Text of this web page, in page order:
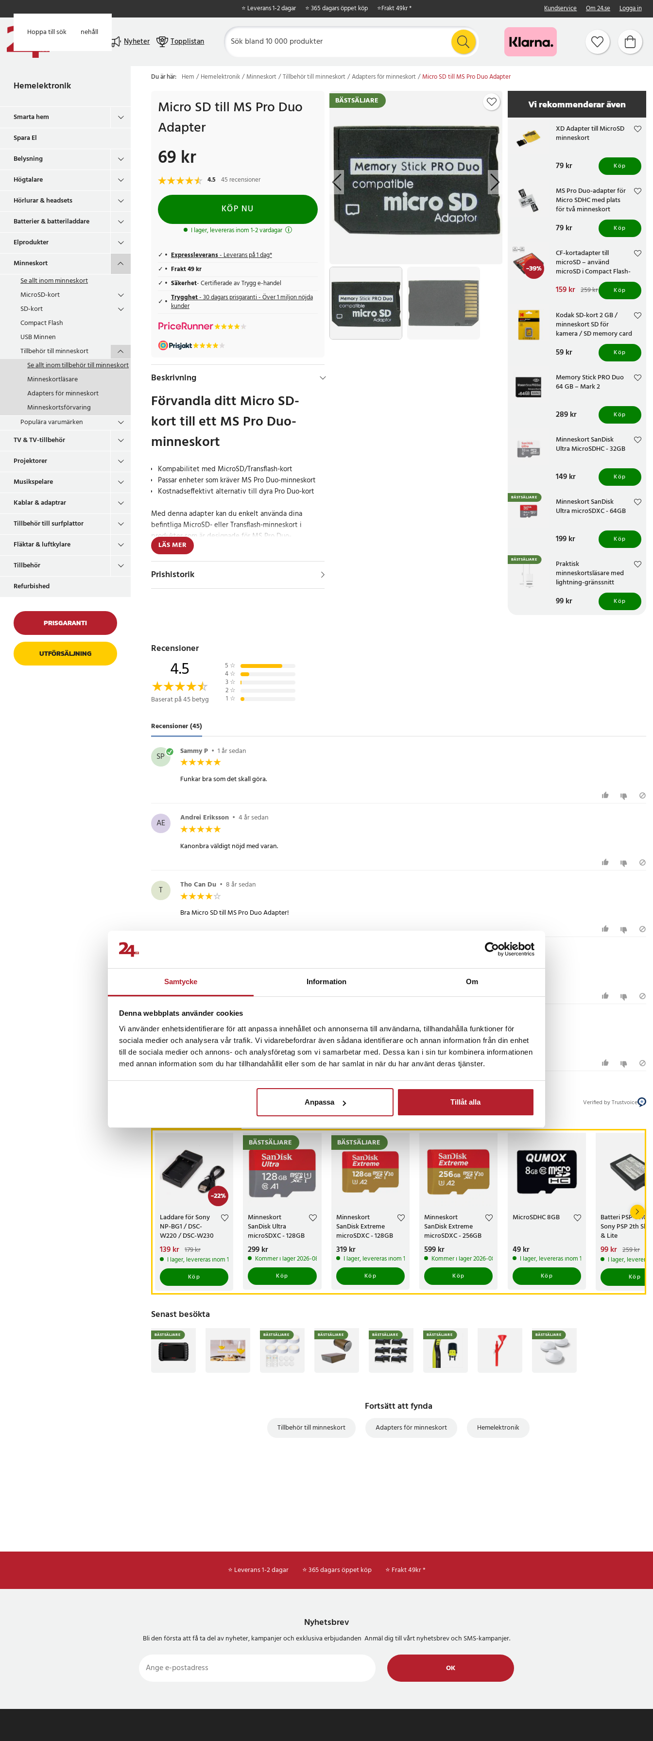
Samtycke Information Om
Denna webbplats använder cookies
Vi använder enhetsidentifierare för att anpassa innehållet och annonserna till användarna, tillhandahålla funktioner för
sociala medier och analysera vår trafik. Vi vidarebefordrar även sådana identifierare och annan information från din enhet
till de sociala medier och annons- och analysföretag som vi samarbetar med. Dessa kan i sin tur kombinera informationen
med annan information som du har tillhandahållit eller som de har samlat in när du har använt deras tjänster.
Anpassa Tillåt alla
Hoppa till huvudinnehåll
Hoppa till sök
⭐ Leverans 1-2 dagar ⭐ 365 dagars öppet köp ⭐Frakt 49kr * Kundservice Om 24.se Logga in
Nyheter Topplistan
Hemelektronik
Smarta hem
Spara El
Belysning
Högtalare
Hörlurar & headsets
Batterier & batteriladdare
Elprodukter
Minneskort
Se allt inomminneskort
MicroSD-kort
SD-kort
Compact Flash
USB Minnen
Tillbehör till minneskort
Se allt inomtillbehör till minneskort
Minneskortläsare
Adapters för minneskort
Minneskortsförvaring
Populära varumärken
TV & TV-tillbehör
Projektorer
Musikspelare
Kablar & adaptrar
Tillbehör till surfplattor
Fläktar & luftkylare
Tillbehör
Refurbished
PRISGARANTI
UTFÖRSÄLJNING
Du är här: Hem Hemelektronik Minneskort Tillbehör till minneskort Adapters för minneskort Micro SD till MS Pro Duo Adapter
BÄSTSÄLJARE
Micro SD till MS Pro Duo
Adapter
Pris:69 kr
69 kr
4.5 45 recensioner
KÖP NU
I lager, levereras inom 1-2 vardagar
Expressleverans- Leverans på 1 dag*
Frakt 49 kr
Säkerhet- Certifierade av Trygg e-handel
Trygghet- 30 dagars prisgaranti - Över 1 miljon nöjda
kunder
Beskrivning
Förvandla ditt Micro SD-
kort till ett MS Pro Duo-
minneskort
Kompabilitet med MicroSD/Transflash-kort
Passar enheter som kräver MS Pro Duo-minneskort
Kostnadseffektivt alternativ till dyra Pro Duo-kort
Med denna adapter kan du enkelt använda dina
befintliga MicroSD- eller Transflash-minneskort i
produkter som är designade för MS Pro Duo-
minneskort. Adaptern är en praktisk och ekonomisk
lösning som gör det möjligt att dra nytta av prisvärda
och lättillgängliga MicroSD-kort, utan att behöva
investera i dyrare Pro Duo-kort.
och andra enheter som kräver MS Pro Duo-kort, vilket
gör den till ett praktiskt tillbehör för vardagsbruk.
Specifikation
- Kompatibilitet: MicroSD och Transflash-kort
- Funktion: Konverterar MicroSD till MS Pro Duo
minneskort
- Användningsområden: Kameror, spelkonsoler och
andra kompatibla enheter
Artikelnummer :39390
LÄS MER
Prishistorik
Vi rekommenderar även
XD Adapter till MicroSD
minneskort
Pris:79 kr
79 kr Köp
MS Pro Duo-adapter för
Micro SDHC med plats
för två minneskort
Pris:79 kr
79 kr Köp
-39%
CF-kortadapter till
microSD – använd
microSD i Compact Flash-
Nuvarande pris
Tidigare pris 259 kr
159 kr 259 kr Köp
Kodak SD-kort 2 GB /
minneskort SD för
kamera / SD memory card
för foto och video
Pris:59 kr
59 kr Köp
Memory Stick PRO Duo
64 GB – Mark 2
Pris:289 kr
289 kr Köp
Minneskort SanDisk
Ultra MicroSDHC - 32GB
Pris :149 kr
149 kr Köp
BÄSTSÄLJARE
Minneskort SanDisk
Ultra microSDXC - 64GB
Pris :199 kr
199 kr Köp
BÄSTSÄLJARE
Praktisk
minneskortsläsare med
lightning-gränssnitt
Pris:99 kr
99 kr Köp
Recensioner
4.5
Baserat på 45 betyg
5 ☆
4 ☆
3 ☆
2 ☆
1 ☆
Recensioner (45)
SP Sammy P • 1 år sedan
Funkar bra som det skall göra.
AE Andrei Eriksson • 4 år sedan
Kanonbra väldigt nöjd med varan.
T Tho Can Du • 8 år sedan
Bra Micro SD till MS Pro Duo Adapter!
Funkar perfekt med ett 32gb microsd minne till ett Sony PSP 1004
Marius J• 7 månader sedan
Fungerade inte fungerade inte
Översatt från danska •Visa original
Visa fler recensioner
Verified by Trustvoice
-22%
Laddare för Sony
NP-BG1 / DSC-
W220 / DSC-W230
/DSC-H3/B / DSC-H7
Nuvarande pris
139 krTidigare pris:
179 kr
139 kr 179 kr
I lager, levereras inom 1-2 vardagar
Köp
BÄSTSÄLJARE
Minneskort
SanDisk Ultra
microSDXC - 128GB
Pris:299 kr
299 kr
Kommer i lager 2026-08-14
Köp
BÄSTSÄLJARE
Minneskort
SanDisk Extreme
microSDXC - 128GB
Pris :319 kr
319 kr
I lager, levereras inom 1-2 vardagar
Köp
Minneskort
SanDisk Extreme
microSDXC - 256GB
Pris:599 kr
599 kr
Kommer i lager 2026-08-14
Köp
MicroSDHC 8GB
Pris:49 kr
49 kr
I lager, levereras inom 1-2 vardagar
Köp
Batteri PSP-S110
Sony PSP 2th Slim
& Lite
Nuvarande pris
99 krTidigare pris
259 kr
99 kr 259 kr
I lager,
Köp
Senast besökta
BÄSTSÄLJARE BÄSTSÄLJARE BÄSTSÄLJARE BÄSTSÄLJARE BÄSTSÄLJARE BÄSTSÄLJARE
Fortsätt att fynda
Tillbehör till minneskort Adapters för minneskort Hemelektronik
⭐ Leverans 1-2 dagar ⭐ 365 dagars öppet köp ⭐ Frakt 49kr *
Nyhetsbrev
Bli den första att få ta del av nyheter, kampanjer och exklusiva erbjudanden Anmäl dig till vårt nyhetsbrev och SMS-kampanjer.
OK